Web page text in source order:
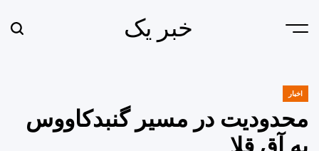
Menu خبر یک
POSTED
اخبار
محدودیت در مسیر گنبدکاووس